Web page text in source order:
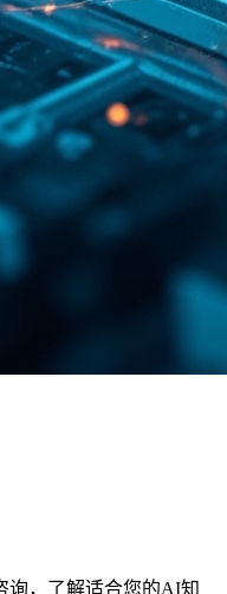
询，了解适合您的AI知